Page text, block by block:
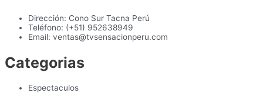
Dirección: Cono Sur Tacna Perú
Teléfono: (+51) 952638949
Email: ventas@tvsensacionperu.com
Categorias
Espectaculos